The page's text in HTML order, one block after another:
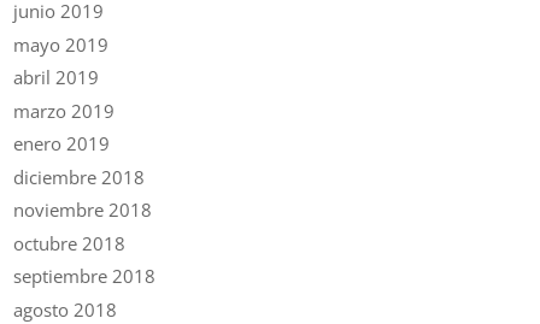
junio 2019
mayo 2019
abril 2019
marzo 2019
enero 2019
diciembre 2018
noviembre 2018
octubre 2018
septiembre 2018
agosto 2018